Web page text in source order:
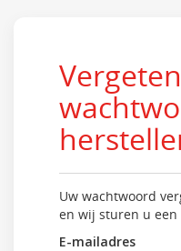
Vergeten
Uw wachtwoord
en wij sturen u
E-mailadres